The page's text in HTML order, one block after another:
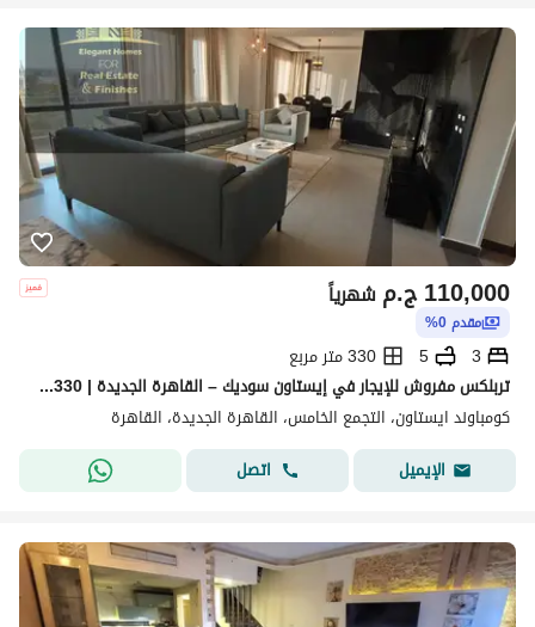
ج.م110,000 شهرياً
مقدم 0%
3
5
330 متر مربع
تربلكس مفروش للإيجار في إيستاون سوديك – القاهرة الجديدة | 330م | 3 غرف + غرفة ناني
كومباوند ايستاون، التجمع الخامس، القاهرة الجديدة، القاهرة
الإيميل
اتصل